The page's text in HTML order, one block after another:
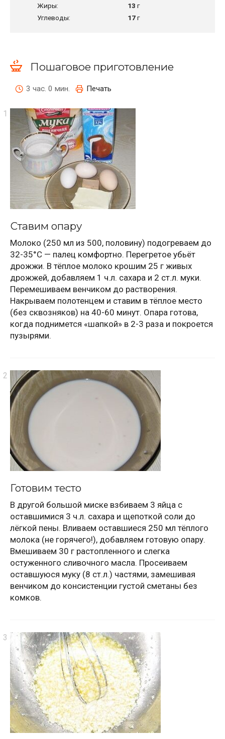
Жиры:
13 г
Углеводы:
17г
Пошаговое приготовление
3 час. 0 мин. Печать
Ставим опару
Молоко (250 мл из 500, половину) подогреваем до
32-35°C — палец комфортно. Перегретое убьёт
дрожжи. В тёплое молоко крошим 25 г живых
дрожжей, добавляем 1 ч.л. сахара и 2 ст.л. муки.
Перемешиваем венчиком до растворения.
Накрываем полотенцем и ставим в тёплое место
(без сквозняков) на 40-60 минут. Опара готова,
когда поднимется «шапкой» в 2-3 раза и покроется
пузырями.
Готовим тесто
В другой большой миске взбиваем 3 яйца с
оставшимися 3 ч.л. сахара и щепоткой соли до
лёгкой пены. Вливаем оставшиеся 250 мл тёплого
молока (не горячего!), добавляем готовую опару.
Вмешиваем 30 г растопленного и слегка
остуженного сливочного масла. Просеиваем
оставшуюся муку (8 ст.л.) частями, замешивая
венчиком до консистенции густой сметаны без
комков.